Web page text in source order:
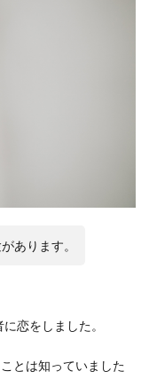
あります。
恋をしました。
とは知っていました